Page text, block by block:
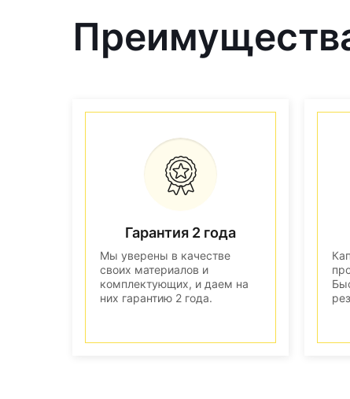
Гарантия 2 года
Мы уверены в качестве
своих материалов и
комплектующих, и даем на
них гарантию 2 года.